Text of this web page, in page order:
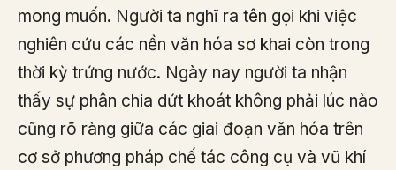
mong muốn. Người ta nghĩ ra tên gọi khi việc
nghiên cứu các nền văn hóa sơ khai còn trong
thời kỳ trứng nước. Ngày nay người ta nhận
thấy sự phân chia dứt khoát không phải lúc nào
cũng rõ ràng giữa các giai đoạn văn hóa trên
cơ sở phương pháp chế tác công cụ và vũ khí